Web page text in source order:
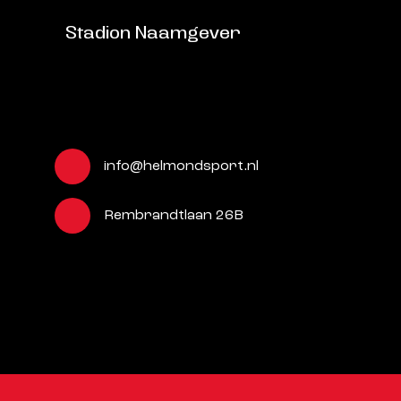
Stadion Naamgever
info@helmondsport.nl
Rembrandtlaan 26B